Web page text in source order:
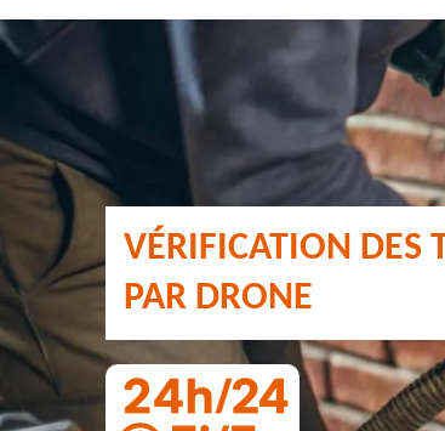
VÉRIFICATION DES
PAR DRONE